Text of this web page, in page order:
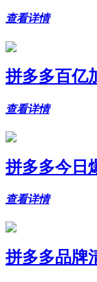
查看详情
拼多多百亿
查看详情
拼多多今日
查看详情
拼多多品牌